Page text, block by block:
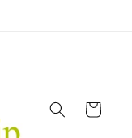
Carrello